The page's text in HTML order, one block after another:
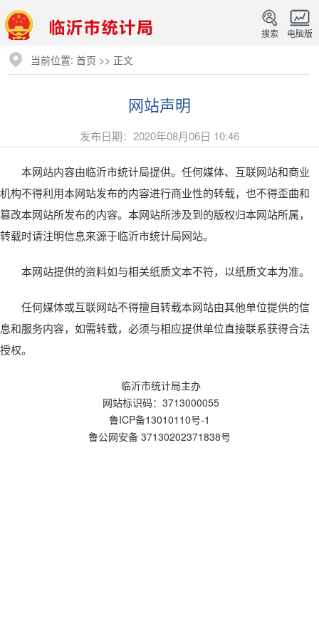
电脑版
搜索
当前位置:首页 >> 正文
网站声明
发布日期：2020年08月06日 10:46
本网站内容由临沂市统计局提供。任何媒体、互联网站和商业
机构不得利用本网站发布的内容进行商业性的转载，也不得歪曲和
篡改本网站所发布的内容。本网站所涉及到的版权归本网站所属，
转载时请注明信息来源于临沂市统计局网站。
本网站提供的资料如与相关纸质文本不符，以纸质文本为准。
任何媒体或互联网站不得擅自转载本网站由其他单位提供的信
息和服务内容，如需转载，必须与相应提供单位直接联系获得合法
授权。
临沂市统计局主办
网站标识码：3713000055
鲁ICP备13010110号-1
鲁公网安备 37130202371838号